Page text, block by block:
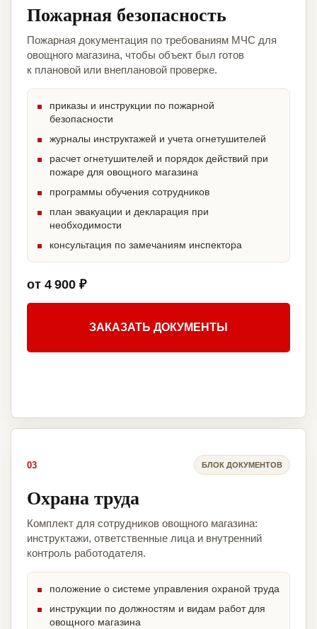
Пожарная безопасность
Пожарная документация по требованиям МЧС для
овощного магазина, чтобы объект был готов
к плановой или внеплановой проверке.
приказы и инструкции по пожарной
безопасности
журналы инструктажей и учета огнетушителей
расчет огнетушителей и порядок действий при
пожаре для овощного магазина
программы обучения сотрудников
план эвакуации и декларация при
необходимости
консультация по замечаниям инспектора
от 4 900 ₽
ЗАКАЗАТЬ ДОКУМЕНТЫ
03 БЛОК ДОКУМЕНТОВ
Охрана труда
Комплект для сотрудников овощного магазина:
инструктажи, ответственные лица и внутренний
контроль работодателя.
положение о системе управления охраной труда
инструкции по должностям и видам работ для
овощного магазина